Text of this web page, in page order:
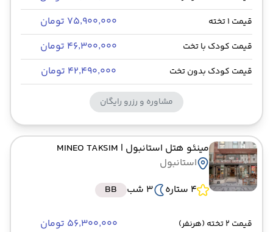
قیمت 1 تخته ۷۵٬۹۰۰٬۰۰۰ تومان
قیمت کودک با تخت ۴۶٬۳۰۰٬۰۰۰ تومان
قیمت کودک بدون تخت ۴۲٬۴۹۰٬۰۰۰ تومان
مشاوره و رزرو رایگان
مینئو هتل استانبول | MINEO TAKSIM
استانبول
4 ستاره
3 شب BB
قیمت 2 تخته (هرنفر) ۵۶٬۳۰۰٬۰۰۰ تومان